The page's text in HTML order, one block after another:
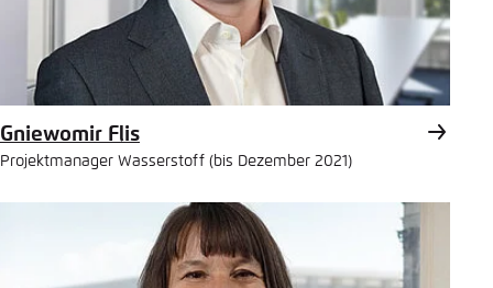
Gniewomir Flis
Projektmanager Wasserstoff (bis Dezember 2021)